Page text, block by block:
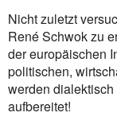
Nicht zuletzt
René Schwok zu
der europäischen
politischen,
werden
aufbereitet!